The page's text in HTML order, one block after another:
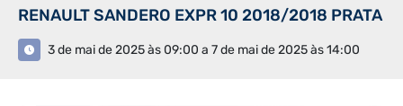
RENAULT SANDERO EXPR 10 2018/2018 PRATA
3 de mai de 2025 às 09:00 a 7 de mai de 2025 às 14:00